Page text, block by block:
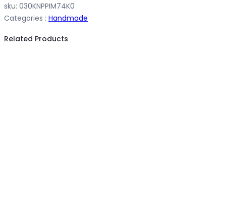
sku: 030KNPPIM74K0
Categories : Handmade
Related Products